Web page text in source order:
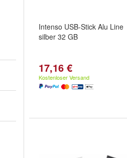
Intenso USB-Stick Alu Line
silber 32 GB
17,16 €
Kostenloser Versand